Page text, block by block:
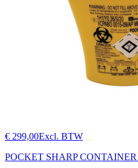
€ 299,00Excl. BTW
POCKET SHARP CONTAINER